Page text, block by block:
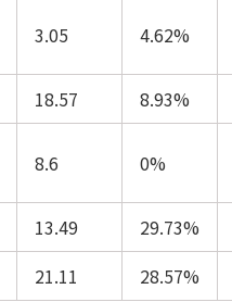
3.05 4.62%
18.57 8.93%
8.6 0%
13.49 29.73%
21.11 28.57%